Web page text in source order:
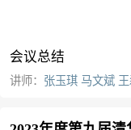
会议总结
讲师： 张玉琪 马文斌